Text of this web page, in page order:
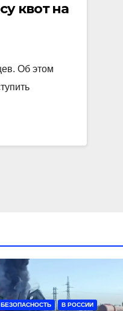
квот на
Об этом
БЕЗОПАСНОСТЬ В РОССИИ